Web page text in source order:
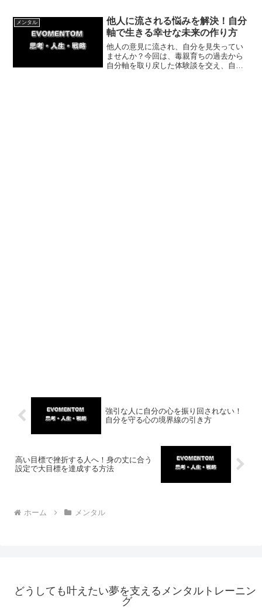
分の感情を優先し、充実した日々を踏み
出しましょう。
メンタル
他人に流される悩みを解決！自分
軸で生きる幸せな未来の作り方
他人の意見に流され、自分を見失ってい
ませんか？今回は、毒親育ちの過去から
自分軸を取り戻した体験談を交え、自分
強引な人に自分の心を振り回されない！
自分を守る心の境界線の引き方
高い目標で挫折する人へ！身の丈に合う
設定で大目標を達成する方法
ホーム メンタル
どうしても叶えたい夢を支えるメンタルトレーニン
グ